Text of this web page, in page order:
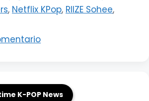
, Netflix KPop, RIIZE Sohee,
K-POP News